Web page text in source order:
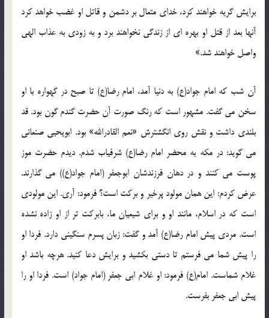
برایش گریه خواهند کرد، خدای متعال بر دشمن و قاتل او غضب خواهد کرد
آنها بعد از قتل او بهره ای از زندگی نخواهند برد و به زودی به عذاب الهی
واصل خواهند شد.»
آن شب که امام جواد(ع) به دنیا آمد، امام رضا(ع) تا صبح در گهواره با او
سخن می گفت. مشهور است که رنگ صورت آن حضرت گندم گون بود. قد
بلندی داشت و نقش روی انگشترش «نعم القادرالله» بود. ابویحیی صنعانی
می گوید: در مکه به محضر امام رضا(ع) شرفیاب شدم. دیدم حضرت موز
پوست می کنند و در دهان فرزندشان ابوجعفر (امام جواد(ع)) می گذارند.
عرض کردم: این همان مولود پرخیر و برکت است؟ فرمود: آری. این مولودی
است که در اسلام، مانند او و برای شیعیان ما، بابرکت تر از او زاده نشده
است. مردی پیش امام رضا(ع) آمد و گفت: زبان پسرم سنگینی دارد. فردا او
را پیش شما می فرستم تا دستی بکشید و برایش دعا کنید. هرچه باشد او
غلام شماست. امام(ع) فرمود: او غلام ابی جعفر (امام جواد) است. فردا او را
پیش ابی جعفر بفرست.